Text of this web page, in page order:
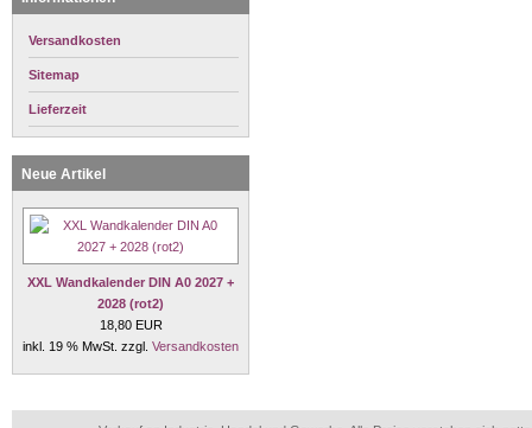
Versandkosten
Sitemap
Lieferzeit
Neue Artikel
XXL Wandkalender DIN A0 2027 +
2028 (rot2)
18,80 EUR
inkl. 19 % MwSt. zzgl. Versandkosten